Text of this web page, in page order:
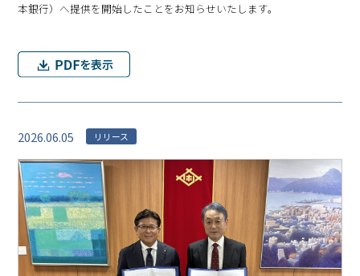
本銀行）へ提供を開始したことをお知らせいたします。
2026.06.05 リリース